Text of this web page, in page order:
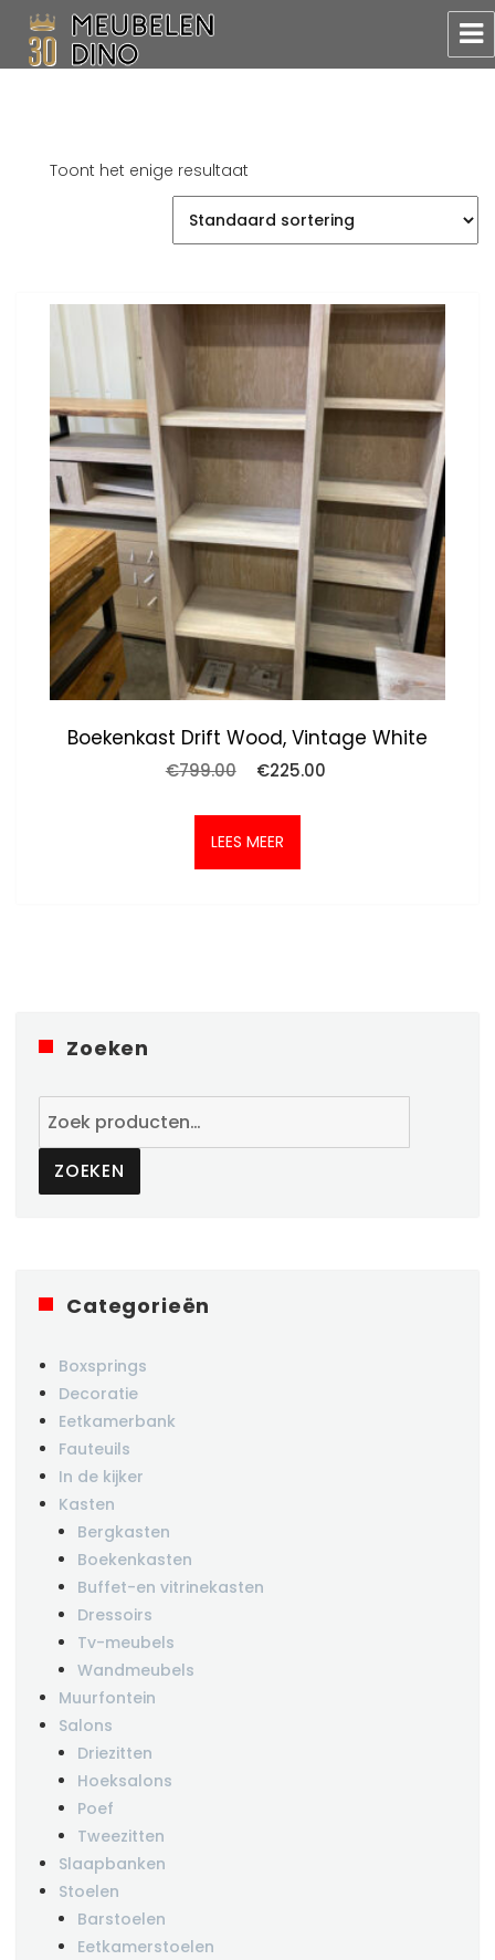
Toont het enige resultaat
Boekenkast Drift Wood, Vintage White
€799.00
Oorspronkelijke
was:
€799.00.
€225.00
LEES MEER
Zoeken
naar:
ZOEKEN
Categorieën
Boxsprings
Decoratie
Eetkamerbank
Fauteuils
In de kijker
Kasten
Bergkasten
Boekenkasten
Buffet-en vitrinekasten
Dressoirs
Tv-meubels
Wandmeubels
Muurfontein
Salons
Driezitten
Hoeksalons
Poef
Tweezitten
Slaapbanken
Stoelen
Barstoelen
Eetkamerstoelen